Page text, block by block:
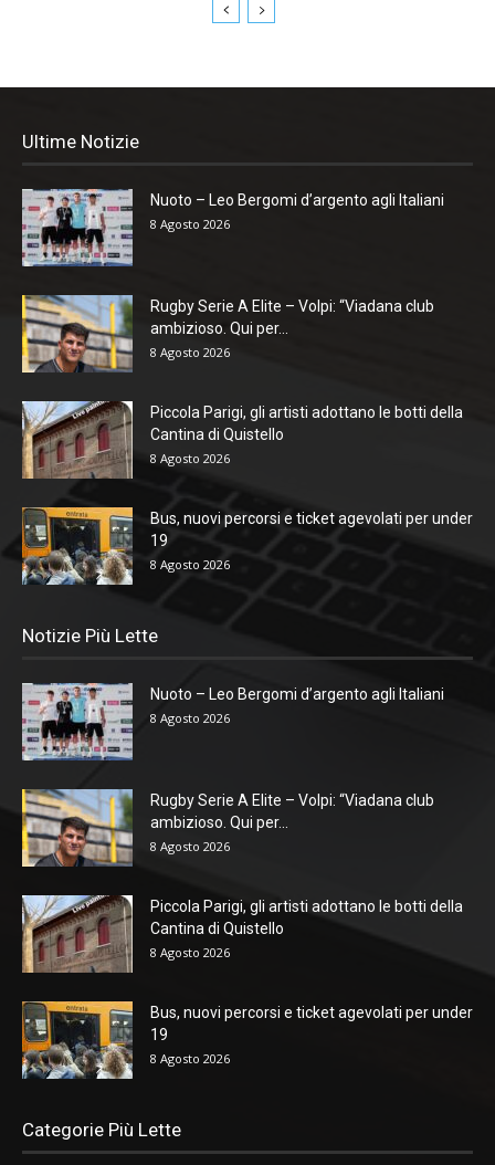
Ultime Notizie
Nuoto – Leo Bergomi d’argento agli Italiani
8 Agosto 2026
Rugby Serie A Elite – Volpi: “Viadana club
ambizioso. Qui per...
8 Agosto 2026
Piccola Parigi, gli artisti adottano le botti della
Cantina di Quistello
8 Agosto 2026
Bus, nuovi percorsi e ticket agevolati per under
19
8 Agosto 2026
Notizie Più Lette
Nuoto – Leo Bergomi d’argento agli Italiani
8 Agosto 2026
Rugby Serie A Elite – Volpi: “Viadana club
ambizioso. Qui per...
8 Agosto 2026
Piccola Parigi, gli artisti adottano le botti della
Cantina di Quistello
8 Agosto 2026
Bus, nuovi percorsi e ticket agevolati per under
19
8 Agosto 2026
Categorie Più Lette